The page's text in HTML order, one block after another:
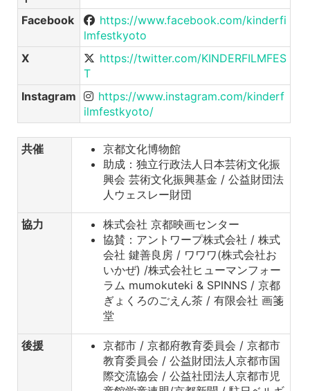
Facebook
https://www.facebook.com/kinderfi
lmfestkyoto
X
https://twitter.com/KINDERFILMFES
T
Instagram
https://www.instagram.com/kinderf
ilmfestkyoto/
共催
京都文化博物館
助成：独立行政法人日本芸術文化振
興会 芸術文化振興基金 / 公益財団法
人ウェスレー財団
協力
株式会社 京都映画センター
協賛：アントワープ株式会社 / 株式
会社 鍵善良房 / ワワワ(株式会社お
いかぜ) /株式会社ヒューマンフォー
ラム mumokuteki & SPINNS / 京都
ぎょくろのごえん茶 / 有限会社 画箋
堂
後援
京都市 / 京都府教育委員会 / 京都市
教育委員会 / 公益財団法人京都市国
際交流協会 / 公益社団法人京都市児